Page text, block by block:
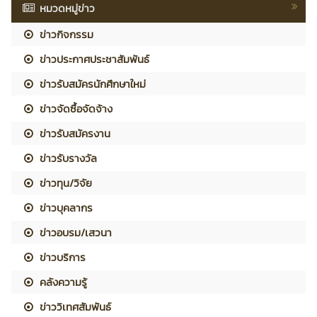
หมวดหมู่ข่าว
ข่าวกิจกรรม
ข่าวประกาศประชาสัมพันธ์
ข่าวรับสมัครนักศึกษาใหม่
ข่าวจัดซื้อจัดจ้าง
ข่าวรับสมัครงาน
ข่าวรับรางวัล
ข่าวทุน/วิจัย
ข่าวบุคลากร
ข่าวอบรม/เสวนา
ข่าวบริการ
คลังความรู้
ข่าววิเทศสัมพันธ์